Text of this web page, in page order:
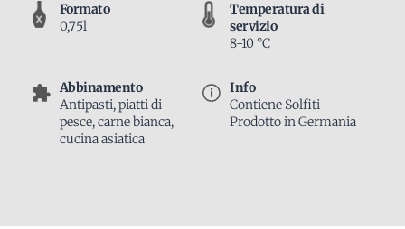
Formato
0,75l
Temperatura di
servizio
8-10 °C
Abbinamento
Antipasti, piatti di
pesce, carne bianca,
cucina asiatica
Info
Contiene Solfiti -
Prodotto in Germania